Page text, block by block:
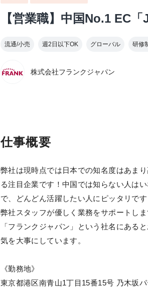
【営業職】中国No.1 EC
流通/小売 週2日以下OK グローバル 研修
株式会社フランクジャパン
仕事概要
弊社は現時点では日本での知名度はあま
る注目企業です！中国では知らない人は
で、どんどん活躍したい人にピッタリです
弊社スタッフが優しく業務をサポートし
「フランクジャパン」という社名にある
気を大事にしています。
《勤務地》
東京都港区南青山1丁目15番15号 乃木坂